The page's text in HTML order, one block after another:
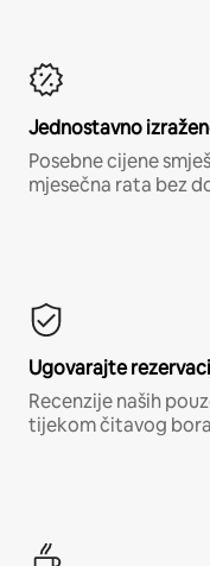
Jednostavno
Posebne cijene
mjesečna rata bez
Ugovarajte
Recenzije naših
tijekom čitavog